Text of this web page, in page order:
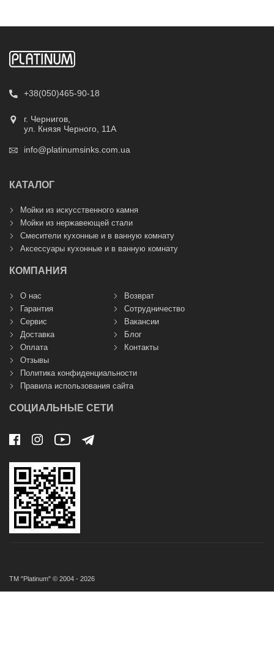
+38(050)465-90-18
г. Чернигов,
ул. Князя Черного, 11А
info@platinumsinks.com.ua
КАТАЛОГ
Мойки из искусственного камня
Мойки из нержавеющей стали
Смесители кухонные и в ванную комнату
Аксессуары кухонные и в ванную комнату
КОМПАНИЯ
О нас
Гарантия
Сервис
Доставка
Оплата
Возврат
Сотрудничество
Вакансии
Блог
Контакты
Отзывы
Политика конфиденциальности
Правила использования сайта
СОЦИАЛЬНЫЕ СЕТИ
ТМ "Platinum" © 2004 - 2026